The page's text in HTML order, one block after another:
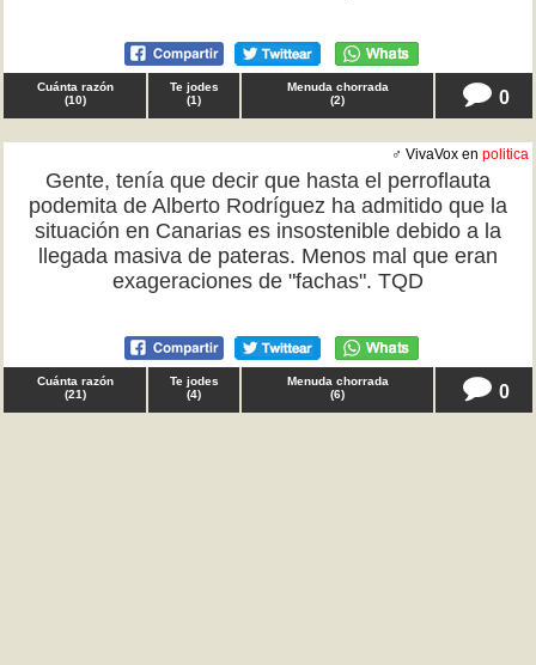
Cuánta razón
(10)
Te jodes
(1)
Menuda chorrada
(2) 0
♂ VivaVox en politica
Gente, tenía que decir que hasta el perroflauta
podemita de Alberto Rodríguez ha admitido que la
situación en Canarias es insostenible debido a la
llegada masiva de pateras. Menos mal que eran
exageraciones de "fachas". TQD
Cuánta razón
(21)
Te jodes
(4)
Menuda chorrada
(6) 0